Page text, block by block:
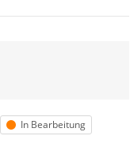
Status
In Bearbeitung